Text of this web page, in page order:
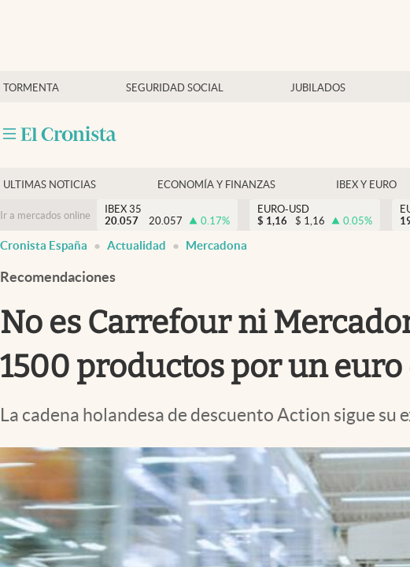
TORMENTA SEGURIDAD SOCIAL JUBILADOS
Economía y finanzas
Criptomonedas
ULTIMAS NOTICIAS ECONOMÍA Y FINANZAS IBEX Y EURO
Ir a mercados online
IBEX 35
20.057
20.057 0.17%
EURO-USD
$ 1,16 $ 1,16 0.05%
Cronista España Actualidad Mercadona
Recomendaciones
No es Carrefour ni
1500 productos por un
La cadena holandesa de descuento Action sigue